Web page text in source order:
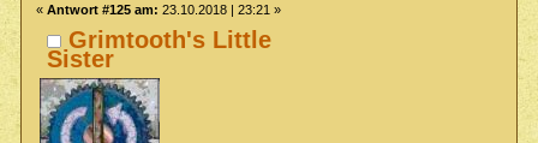
Grimtooth's Little
Sister
« Antwort #125 am: 23.10.2018 | 23:21 »